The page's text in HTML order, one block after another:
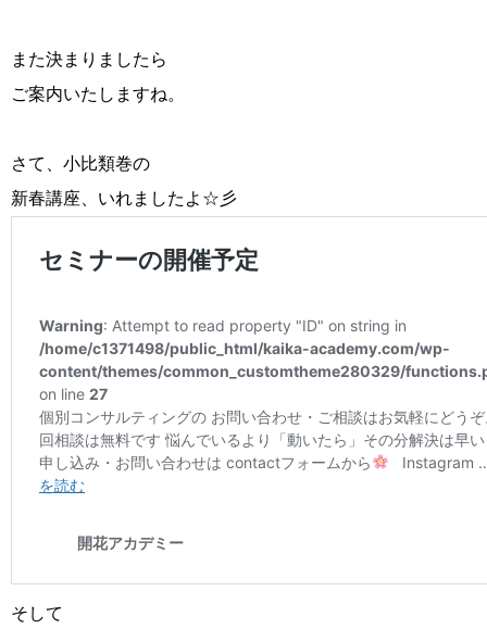
また決まりましたら
ご案内いたしますね。
さて、小比類巻の
新春講座、いれましたよ☆彡
そして